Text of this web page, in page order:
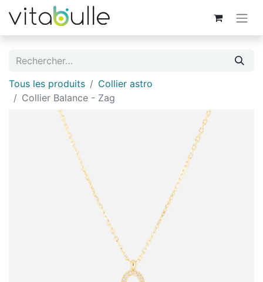
Tous les produits
Collier astro
Collier Balance - Zag